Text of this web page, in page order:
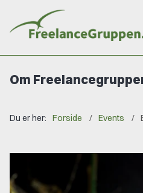
Om
Du er her: Forside Events